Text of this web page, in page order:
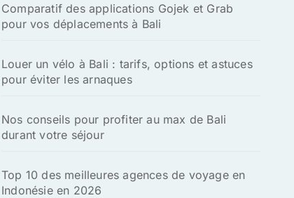
Comparatif des applications Gojek et Grab
pour vos déplacements à Bali
Louer un vélo à Bali : tarifs, options et astuces
pour éviter les arnaques
Nos conseils pour profiter au max de Bali
durant votre séjour
Top 10 des meilleures agences de voyage en
Indonésie en 2026